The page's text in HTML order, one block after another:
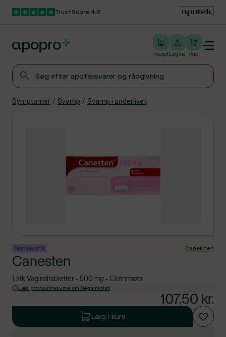
Gå til hovedindholdTrustScore 4.8
Recept
Log ind
Log ind Kurv
Open/close menu
Symptomer / Svamp / Svamp i underlivet
Fast lav pris Canesten
Canesten
1 stk Vaginaltabletter - 500 mg - Clotrimazol
Læs produktresumé om lægemidlet
107,50 kr.
Læg i kurv